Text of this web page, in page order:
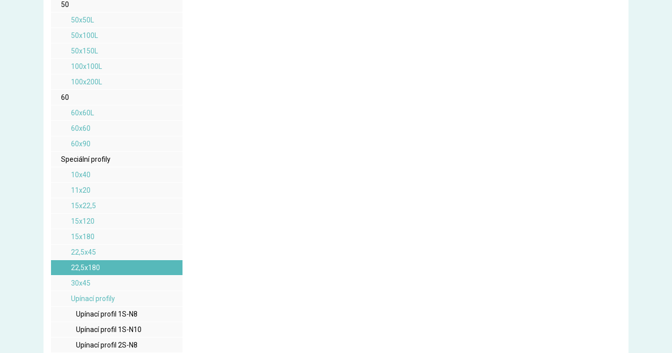
50
50x50L
50x100L
50x150L
100x100L
100x200L
60
60x60L
60x60
60x90
Speciální profily
10x40
11x20
15x22,5
15x120
15x180
22,5x45
22,5x180
30x45
Upínací profily
Upínací profil 1S-N8
Upínací profil 1S-N10
Upínací profil 2S-N8